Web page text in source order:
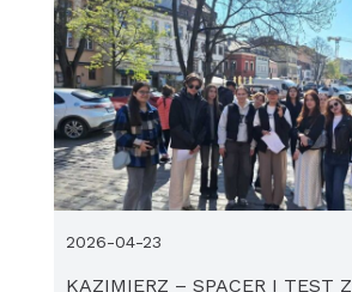
KAZIMIERZ – SPACER I TEST Z
2026-04-23